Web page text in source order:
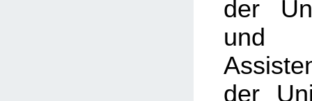
der
und
der